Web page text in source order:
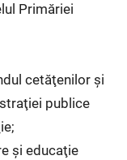
Primăriei
cetăţenilor şi
publice
şi educaţie